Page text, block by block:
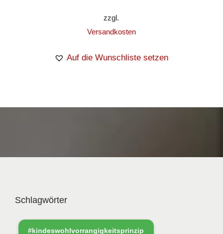
zzgl.
Versandkosten
Auf die Wunschliste setzen
Schlagwörter
#kindeswohlvorrangigkeitsprinzip